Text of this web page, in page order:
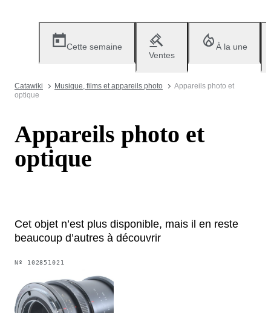
Cette semaine
Ventes
À la une
Catawiki Musique, films et appareils photo
Appareils photo et
optique
Appareils photo et
optique
Cet objet n’est plus disponible, mais il en reste
beaucoup d’autres à découvrir
Nº 102851021